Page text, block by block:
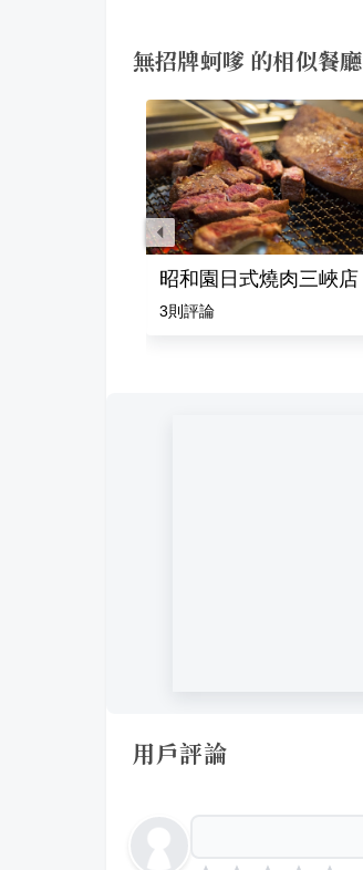
無招牌蚵嗲 的相似餐廳
昭和園日式燒肉三峽店
3則評論
用戶評論